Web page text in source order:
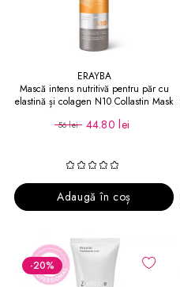
ERAYBA
Mască intens nutritivă pentru păr cu
elastină și colagen N10 Collastin Mask
56 lei 44.80 lei
Adaugă în coș
-20%